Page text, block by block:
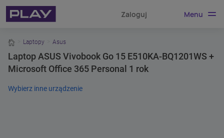
Zaloguj Menu
home
Laptopy Asus
Laptop ASUS Vivobook Go 15 E510KA-BQ1201WS +
Microsoft Office 365 Personal 1 rok
Wybierz inne urządzenie